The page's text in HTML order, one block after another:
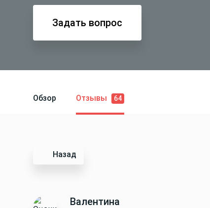
Задать вопрос
Обзор Отзывы 64
Назад
Валентина